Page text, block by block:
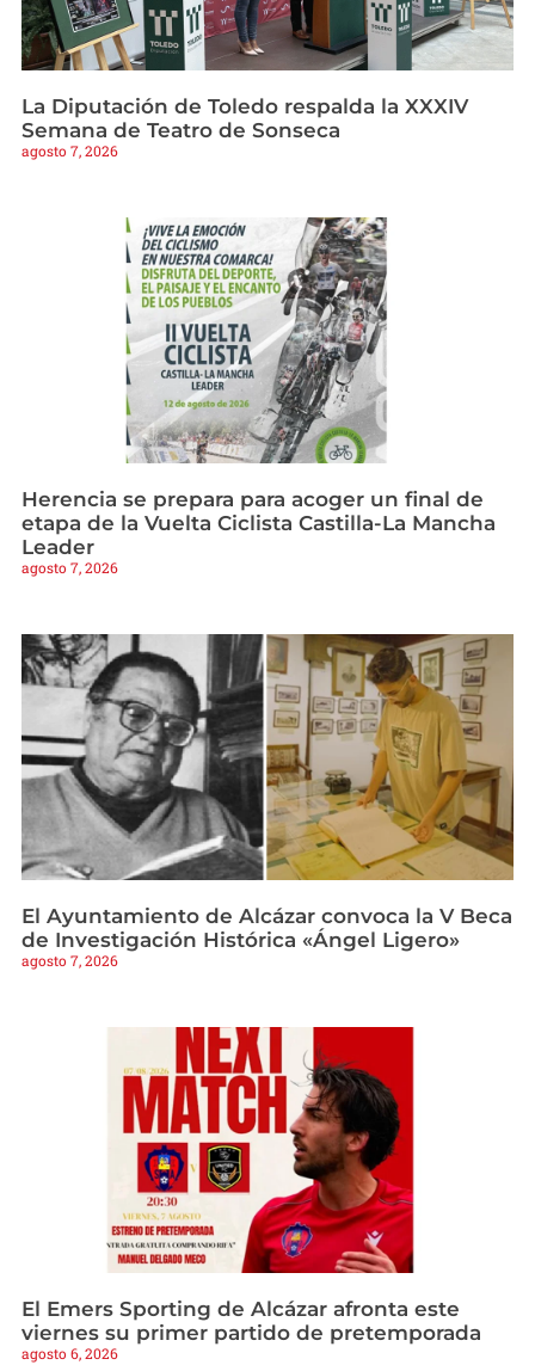
La Diputación de Toledo respalda la XXXIV
Semana de Teatro de Sonseca
agosto 7, 2026
Herencia se prepara para acoger un final de
etapa de la Vuelta Ciclista Castilla-La Mancha
Leader
agosto 7, 2026
El Ayuntamiento de Alcázar convoca la V Beca
de Investigación Histórica «Ángel Ligero»
agosto 7, 2026
El Emers Sporting de Alcázar afronta este
viernes su primer partido de pretemporada
agosto 6, 2026